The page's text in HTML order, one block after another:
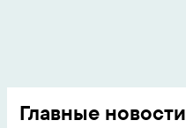
Главные новости